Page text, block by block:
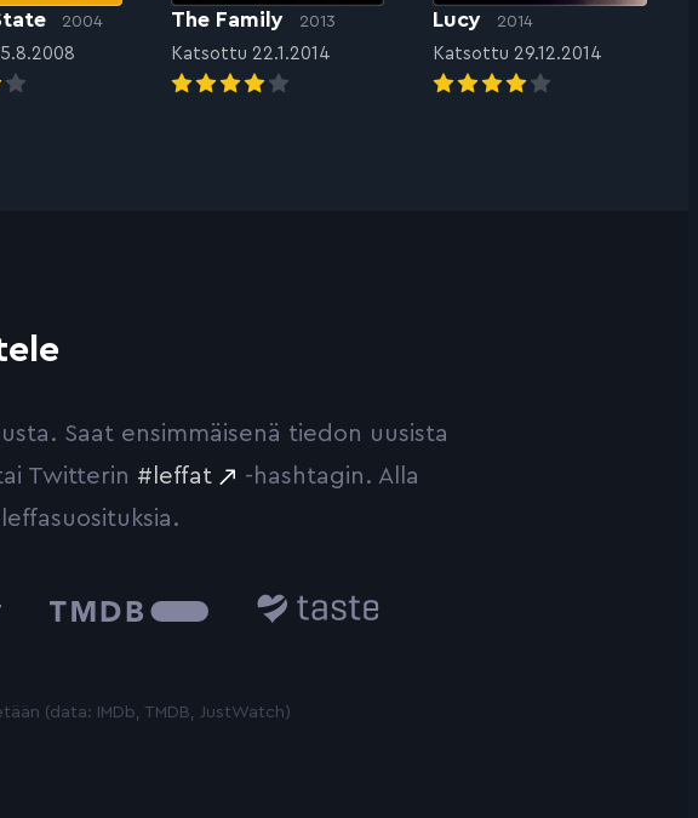
2004 The Family 2013
Katsottu 22.1.2014
Lucy 2014
Katsottu 29.12.2014
Saat ensimmäisenä tiedon uusista
Twitterin #leffat
-hashtagin. Alla
Database
(data: IMDb, TMDB, JustWatch)